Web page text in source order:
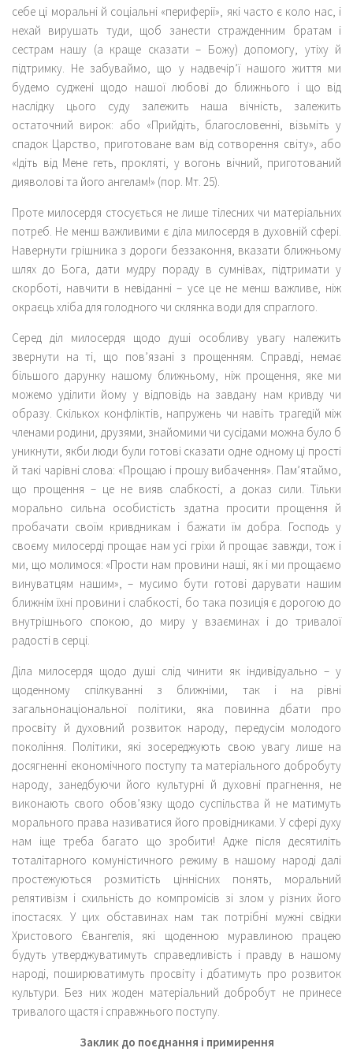
себе ці моральні й соціальні «периферії», які часто є коло нас, і
нехай вирушать туди, щоб занести стражденним братам і
сестрам нашу (а краще сказати – Божу) допомогу, утіху й
підтримку. Не забуваймо, що у надвечір’ї нашого життя ми
будемо суджені щодо нашої любові до ближнього і що від
наслідку цього суду залежить наша вічність, залежить
остаточний вирок: або «Прийдіть, благословенні, візьміть у
спадок Царство, приготоване вам від сотворення світу», або
«Ідіть від Мене геть, прокляті, у вогонь вічний, приготований
дияволові та його ангелам!» (пор. Мт. 25).
Проте милосердя стосується не лише тілесних чи матеріальних
потреб. Не менш важливими є діла милосердя в духовній сфері.
Навернути грішника з дороги беззаконня, вказати ближньому
шлях до Бога, дати мудру пораду в сумнівах, підтримати у
скорботі, навчити в невіданні – усе це не менш важливе, ніж
окраєць хліба для голодного чи склянка води для спраглого.
Серед діл милосердя щодо душі особливу увагу належить
звернути на ті, що пов’язані з прощенням. Справді, немає
більшого дарунку нашому ближньому, ніж прощення, яке ми
можемо уділити йому у відповідь на завдану нам кривду чи
образу. Скількох конфліктів, напружень чи навіть трагедій між
членами родини, друзями, знайомими чи сусідами можна було б
уникнути, якби люди були готові сказати одне одному ці прості
й такі чарівні слова: «Прощаю і прошу вибачення». Пам’ятаймо,
що прощення – це не вияв слабкості, а доказ сили. Тільки
морально сильна особистість здатна просити прощення й
пробачати своїм кривдникам і бажати їм добра. Господь у
своєму милосерді прощає нам усі гріхи й прощає завжди, тож і
ми, що молимося: «Прости нам провини наші, як і ми прощаємо
винуватцям нашим», – мусимо бути готові дарувати нашим
ближнім їхні провини і слабкості, бо така позиція є дорогою до
внутрішнього спокою, до миру у взаєминах і до тривалої
радості в серці.
Діла милосердя щодо душі слід чинити як індивідуально – у
щоденному спілкуванні з ближніми, так і на рівні
загальнонаціональної політики, яка повинна дбати про
просвіту й духовний розвиток народу, передусім молодого
покоління. Політики, які зосереджують свою увагу лише на
досягненні економічного поступу та матеріального добробуту
народу, занедбуючи його культурні й духовні прагнення, не
виконають свого обов’язку щодо суспільства й не матимуть
морального права називатися його провідниками. У сфері духу
нам іще треба багато що зробити! Адже після десятиліть
тоталітарного комуністичного режиму в нашому народі далі
простежуються розмитість ціннісних понять, моральний
релятивізм і схильність до компромісів зі злом у різних його
іпостасях. У цих обставинах нам так потрібні мужні свідки
Христового Євангелія, які щоденною муравлиною працею
будуть утверджуватимуть справедливість і правду в нашому
народі, поширюватимуть просвіту і дбатимуть про розвиток
культури. Без них жоден матеріальний добробут не принесе
тривалого щастя і справжнього поступу.
Заклик до поєднання і примирення